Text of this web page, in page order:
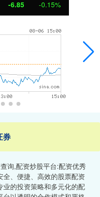
-6.85 -0.15%
券
询,配资炒股平台:配资优秀
、便捷、高效的股票配资
业的投资策略和多元化的配